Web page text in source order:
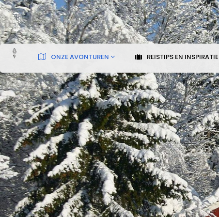
ONZE AVONTUREN REISTIPS EN INSPIRATIE